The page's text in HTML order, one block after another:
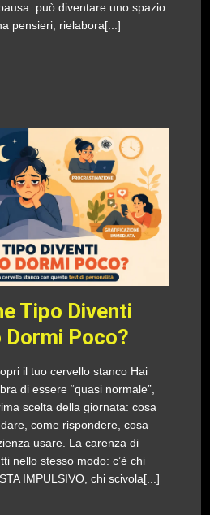
può diventare uno spazio
pensieri, rielabora[...]
Tipo Diventi
Dormi Poco?
il tuo cervello stanco Hai
di essere “quasi normale”,
scelta della giornata: cosa
come rispondere, cosa
usare. La carenza di
nello stesso modo: c’è chi
IMPULSIVO, chi scivola[...]